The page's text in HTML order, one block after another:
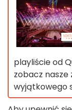
playliście od
zobacz nasze
wyjątkowego